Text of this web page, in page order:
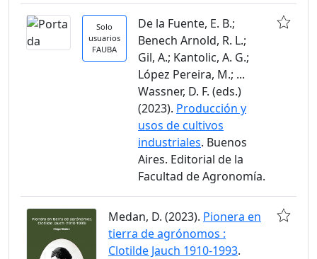
Solo
usuarios
FAUBA
De la Fuente, E. B.;
Benech Arnold, R. L.;
Gil, A.; Kantolic, A. G.;
López Pereira, M.; ...
Wassner, D. F. (eds.)
(2023). Producción y
usos de cultivos
industriales. Buenos
Aires. Editorial de la
Facultad de Agronomía.
Medan, D. (2023). Pionera en
tierra de agrónomos :
Clotilde Jauch 1910-1993.